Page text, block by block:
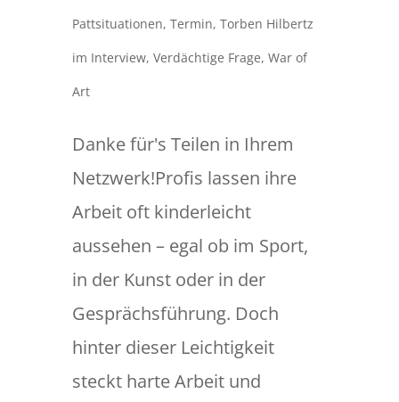
Pattsituationen, Termin, Torben Hilbertz
im Interview, Verdächtige Frage, War of
Art
Danke für's Teilen in Ihrem
Netzwerk!Profis lassen ihre
Arbeit oft kinderleicht
aussehen – egal ob im Sport,
in der Kunst oder in der
Gesprächsführung. Doch
hinter dieser Leichtigkeit
steckt harte Arbeit und